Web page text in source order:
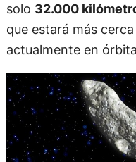
solo 32.000
que estará más
actualmente en